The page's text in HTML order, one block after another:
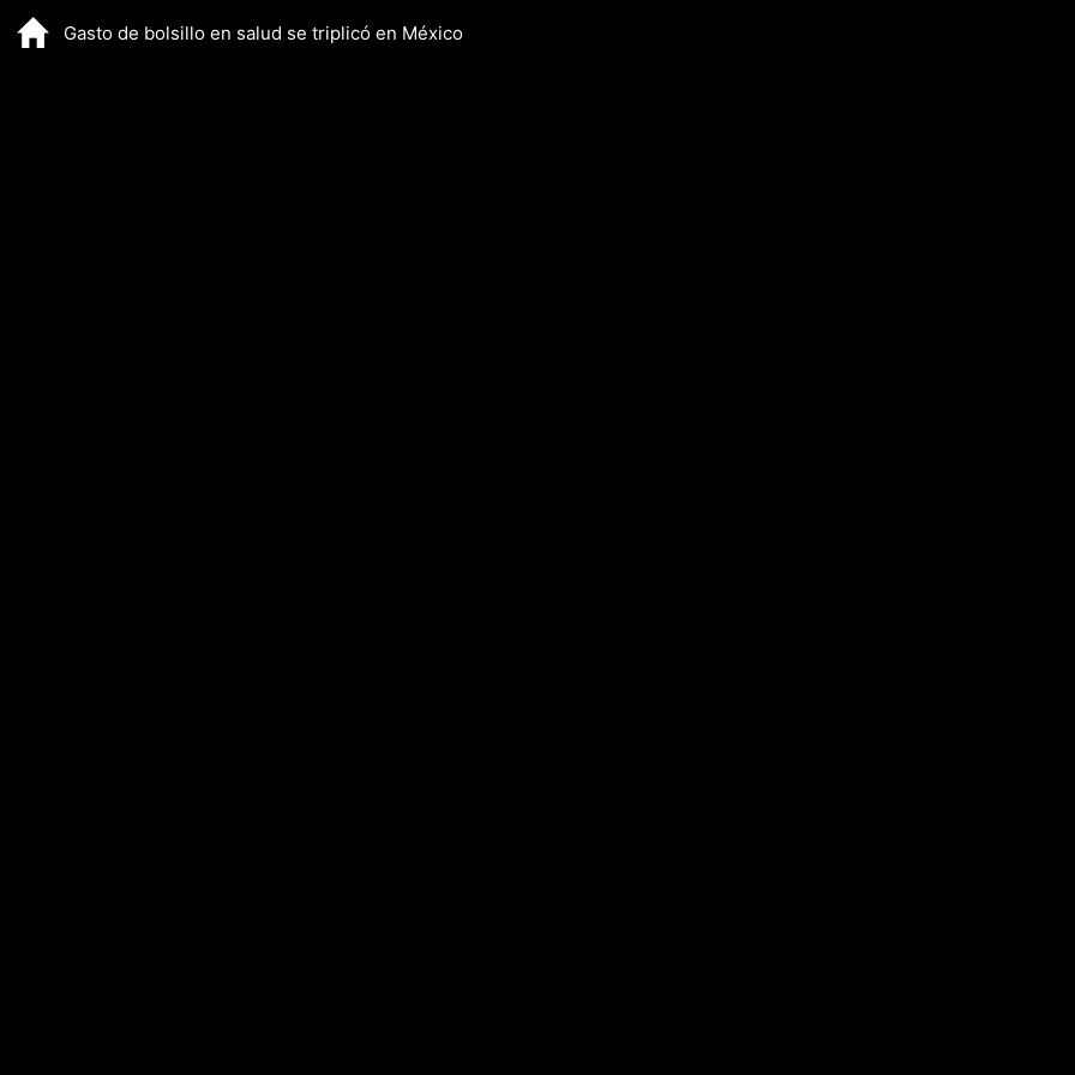
Gasto de bolsillo en salud se triplicó en México